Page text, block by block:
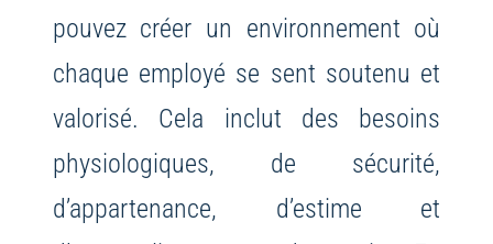
pouvez créer un environnement où
chaque employé se sent soutenu et
valorisé. Cela inclut des besoins
physiologiques, de sécurité,
d’appartenance, d’estime et